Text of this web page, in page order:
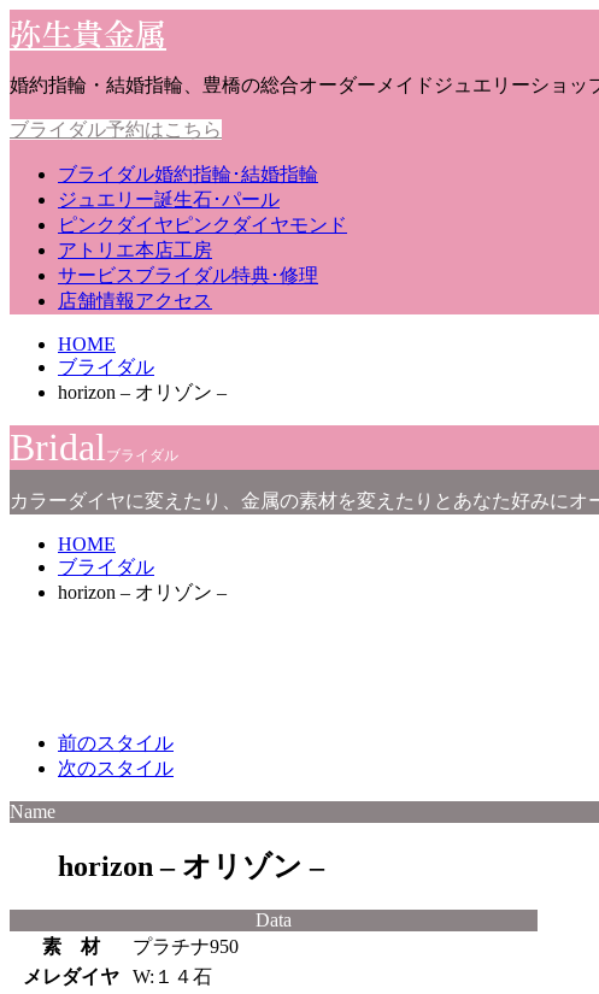
弥生貴金属
婚約指輪・結婚指輪、豊橋の総合オーダーメイドジュエリーショッ
ブライダル予約はこちら
ブライダル婚約指輪･結婚指輪
ジュエリー誕生石･パール
ピンクダイヤ ピンクダイヤモンド
アトリエ本店工房
サービスブライダル特典･修理
店舗情報アクセス
HOME
ブライダル
horizon – オリゾン –
Bridal ブライダル
カラーダイヤに変えたり、金属の素材を変えたりとあなた好みにオ
HOME
ブライダル
horizon – オリゾン –
前のスタイル
次のスタイル
Name
horizon – オリゾン –
Data
素 材
プラチナ950
メレダイヤ
W:１４石